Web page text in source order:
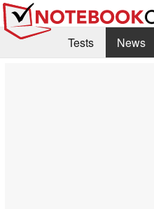
Tests News